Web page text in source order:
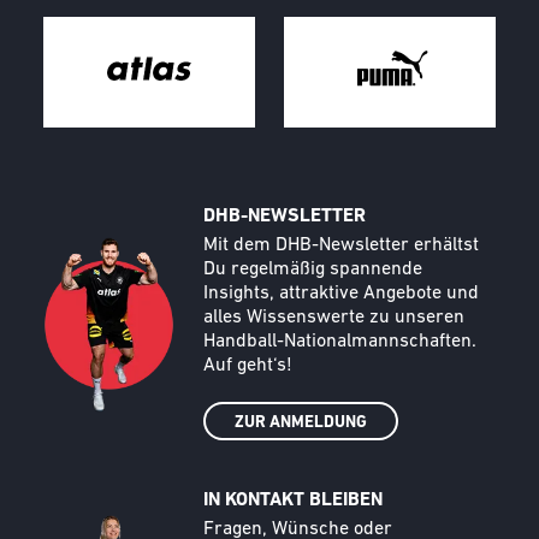
DHB-NEWSLETTER
Text
Mit dem DHB-Newsletter erhältst
Du regelmäßig spannende
Insights, attraktive Angebote und
alles Wissenswerte zu unseren
Handball-Nationalmannschaften.
Auf geht‘s!
ZUR ANMELDUNG
Call to action image
IN KONTAKT BLEIBEN
Text
Fragen, Wünsche oder